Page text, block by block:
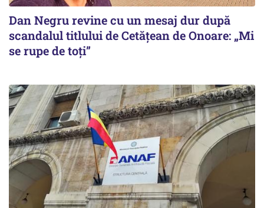
Dan Negru revine cu un mesaj dur după
scandalul titlului de Cetățean de Onoare: „Mi
se rupe de toți”